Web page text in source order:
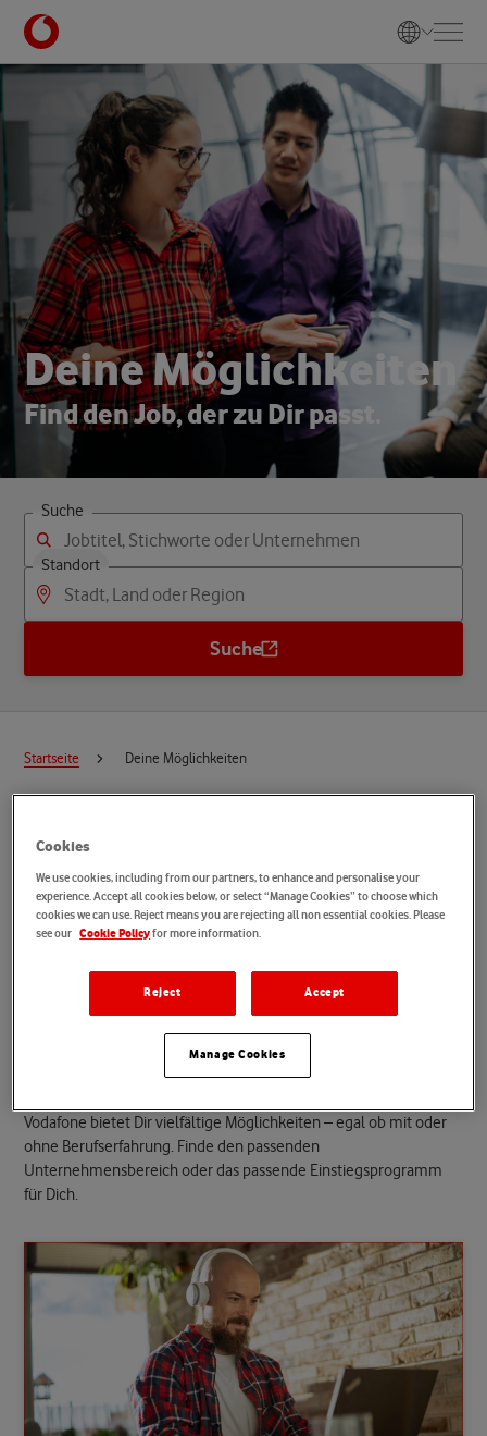
DeineMöglichkei en
FinddenJob,derzu Dirpass
Suche
Standort
Suche
Startseite Deine Möglichkeiten
Deutsch
GOTOGETHER:Finde
nTeamundstart
meinsammituns
Vodafone bietet Dir vielfältige Möglichkeiten – egal ob mit oder
ohne Berufserfahrung. Finde den passenden
Unternehmensbereich oder das passende Einstiegsprogramm
für Dich.
Cookies
We use cookies, including from our partners, to enhance and personalise your
experience. Accept all cookies below, or select “Manage Cookies” to choose which
cookies we can use. Reject means you are rejecting all non essential cookies. Please
see our
Cookie Policyfor more information.
Reject Accept
Manage Cookies